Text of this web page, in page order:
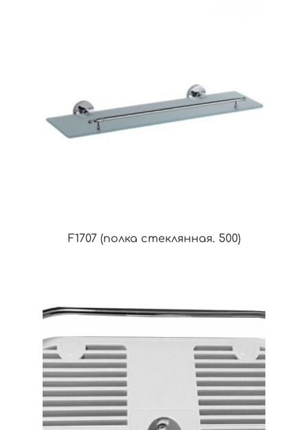
F1707 (полка стеклянная. 500)